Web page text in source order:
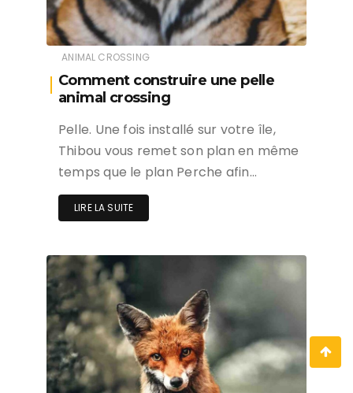
ANIMAL CROSSING
Comment construire une pelle
animal crossing
Pelle. Une fois installé sur votre île,
Thibou vous remet son plan en même
temps que le plan Perche afin…
LIRE LA SUITE